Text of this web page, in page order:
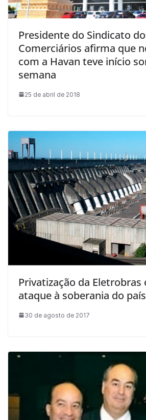
Presidente do Sindicato
Comerciários afirma que
com a Havan teve início
semana
25 de abril de 2018
Privatização da Eletrobras
ataque à soberania do país
30 de agosto de 2017